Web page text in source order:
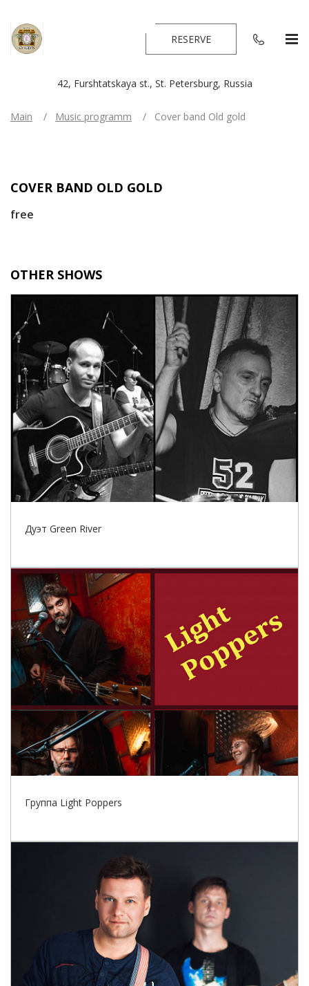
RESERVE
42, Furshtatskaya st., St. Petersburg, Russia
Main Music programm Cover band Old gold
COVER BAND OLD GOLD
free
OTHER SHOWS
Дуэт Green River
Группа Light Poppers